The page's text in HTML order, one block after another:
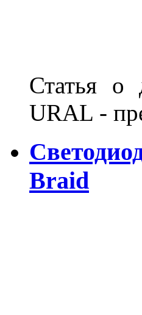
Статья о
URAL -
Braid